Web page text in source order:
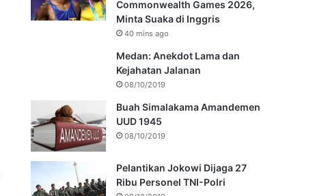
Commonwealth Games 2026,
Minta Suaka di Inggris
40 mins ago
Medan: Anekdot Lama dan
Kejahatan Jalanan
08/10/2019
Buah Simalakama Amandemen
UUD 1945
08/10/2019
Pelantikan Jokowi Dijaga 27
Ribu Personel TNI-Polri